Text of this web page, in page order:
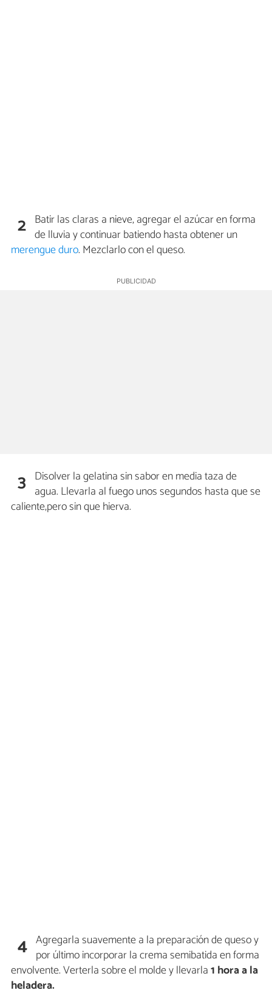
2 Batir las claras a nieve, agregar el azúcar en forma
de lluvia y continuar batiendo hasta obtener un
merengue duro. Mezclarlo con el queso.
3 Disolver la gelatina sin sabor en media taza de
agua. Llevarla al fuego unos segundos hasta que se
caliente,pero sin que hierva.
4 Agregarla suavemente a la preparación de queso y
por último incorporar la crema semibatida en forma
envolvente. Verterla sobre el molde y llevarla1 hora a la
heladera.